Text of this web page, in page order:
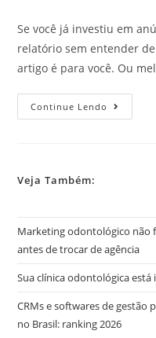
Se você já investiu em
relatório sem entender
artigo é para você. Ou
Continue Lendo
Veja Também:
Marketing odontológico não
antes de trocar de agência
Sua clínica odontológica está
CRMs e softwares de gestão
no Brasil: ranking 2026